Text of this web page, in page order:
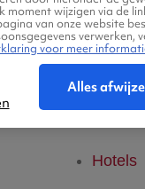
Over
Hotels
moment wijzigen via de
van onze website
verwerken,
voor meer
Alles